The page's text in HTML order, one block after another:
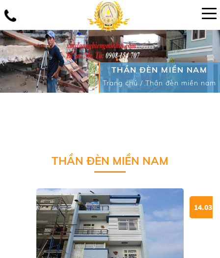
THẦN ĐÈN MIỀN NAM
Trang chủ /Thần đèn miền nam
THẦN ĐÈN MIỀN NAM
14.03